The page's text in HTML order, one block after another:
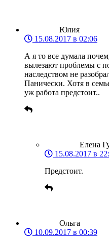
Юлия
15.08.2017 в 02:06
А я то все думала
вылезают проблемы с
наследством не
Панически. Хотя в
уж работа предстоит..
Елена
15.08.2017 в
Предстоит.
Ольга
10.09.2017 в 00:39